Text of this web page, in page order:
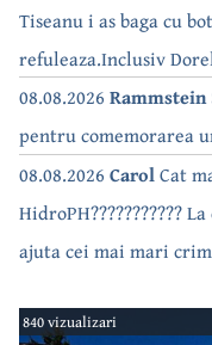
Tiseanu i as baga cu
refuleaza.Inclusiv
bea apa de la
08.08.2026 Rammstein
pentru comemorarea
08.08.2026 CarolCat
HidroPH???????????
ajuta cei mai mari
840 vizualizari